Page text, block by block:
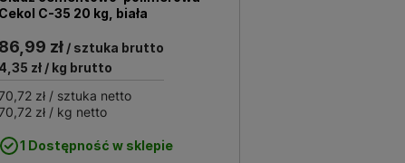
C-35 20 kg, biała
zł/ sztuka brutto
zł/ kg brutto
zł/ sztuka netto
zł/ kg netto
1 Dostępność w sklepie